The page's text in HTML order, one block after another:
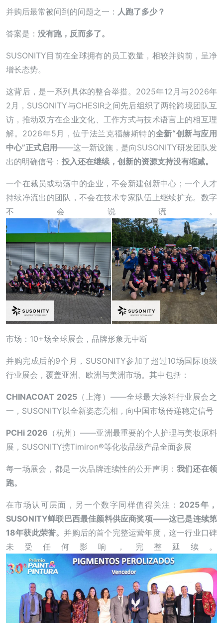
并购后最常被问到的问题之一： 人跑了多少？
答案是： 没有跑，反而多了。
SUSONITY目前在全球拥有的员工数量，相较并购前，呈净
增长态势。
这背后，是一系列具体的整合举措。2025年12月与2026年
2月，SUSONITY与CHESIR之间先后组织了两轮跨境团队互
访，推动双方在企业文化、工作方式与技术语言上的相互理
解。2026年5月，位于法兰克福赫斯特的全新“创新与应用
中心”正式启用——这一新设施，是向SUSONITY研发团队发
出的明确信号： 投入还在继续，创新的资源支持没有缩减。
一个在裁员或动荡中的企业，不会新建创新中心；一个人才
持续净流出的团队，不会在技术专家队伍上继续扩充。数字
不会说谎。
市场：10+场全球展会，品牌形象无中断
并购完成后的9个月，SUSONITY参加了超过10场国际顶级
行业展会，覆盖亚洲、欧洲与美洲市场。其中包括：
CHINACOAT 2025（上海）——全球最大涂料行业展会之
一，SUSONITY以全新姿态亮相，向中国市场传递稳定信号
PCHi 2026 （杭州）——亚洲最重要的个人护理与美妆原料
展，SUSONITY携Timiron®等化妆品级产品全面参展
每一场展会，都是一次品牌连续性的公开声明： 我们还在领
跑。
在市场认可层面，另一个数字同样值得关注： 2025年，
SUSONITY蝉联巴西最佳颜料供应商奖项——这已是连续第
18年获此荣誉。 并购后的首个完整运营年度，这一行业口碑
未受任何影响，完整延续。